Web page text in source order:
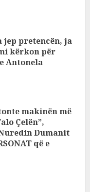
pretencën, ja
kërkon për
Antonela
makinën më
Çelën”,
Dumanit
që e